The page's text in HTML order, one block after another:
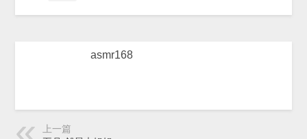
asmr168
上一篇